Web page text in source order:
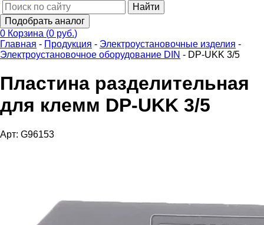
Найти
Подобрать аналог
0 Корзина (0 руб.)
Главная - Продукция - Электроустановочные изделия -
Электроустановочное оборудование DIN - DP-UKK 3/5
Пластина разделительная
для клемм DP-UKK 3/5
Арт: G96153